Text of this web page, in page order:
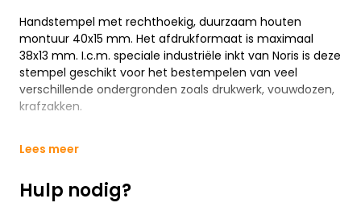
Handstempel met rechthoekig, duurzaam houten
montuur 40x15 mm. Het afdrukformaat is maximaal
38x13 mm. I.c.m. speciale industriële inkt van Noris is deze
stempel geschikt voor het bestempelen van veel
verschillende ondergronden zoals drukwerk, vouwdozen,
krafzakken.
Lees meer
Hulp nodig?